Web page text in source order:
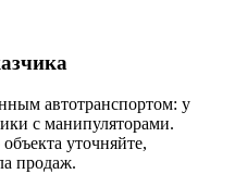
автотранспортом: у
с манипуляторами.
уточняйте,
продаж.